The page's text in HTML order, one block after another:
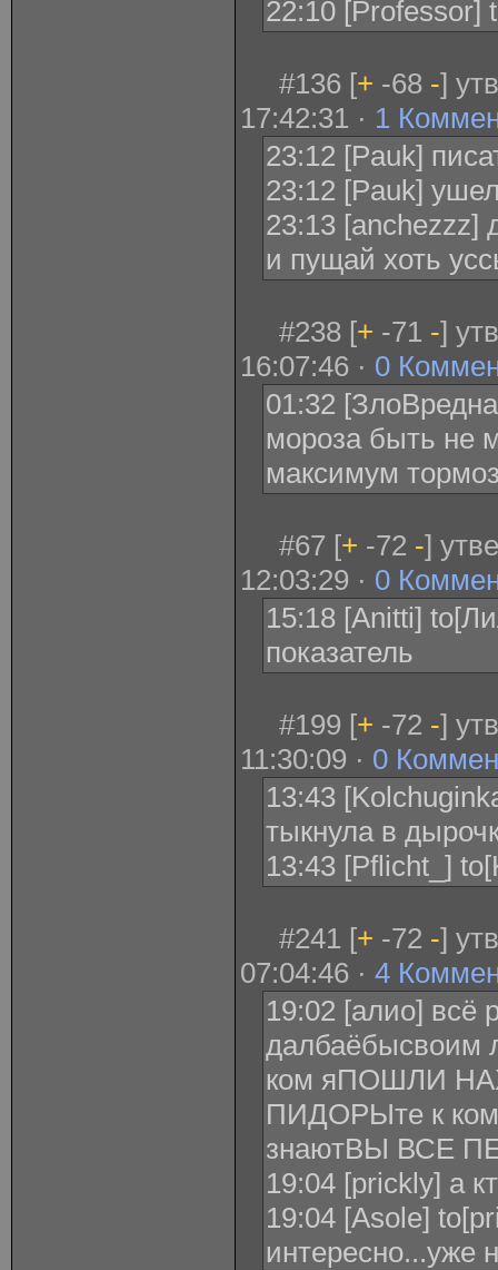
22:10 [Professor]
#136 [+ -68 -]
17:42:31 · 1
23:12 [Pauk]
23:12 [Pauk]
23:13 [anchezzz]
и пущай хоть
#238 [+ -71 -]
16:07:46 · 0
01:32
мороза быть не
максимум
#67 [+ -72 -]
12:03:29 · 0
15:18 [Anitti]
показатель
#199 [+ -72 -]
11:30:09 · 0
13:43
тыкнула в
13:43 [Pflicht_]
#241 [+ -72 -]
07:04:46 · 4
19:02 [алио] всё
далбаёбысвоим
ком яПОШЛИ
ПИДОРЫте к
знаютВЫ ВСЕ
19:04 [prickly] а
19:04 [Asole]
интересно...уже